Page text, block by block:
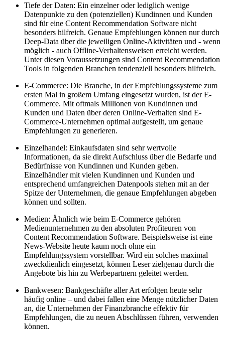
Tiefe der Daten: Ein einzelner oder lediglich wenige
Datenpunkte zu den (potenziellen) Kundinnen und Kunden
sind für eine Content Recommendation Software nicht
besonders hilfreich. Genaue Empfehlungen können nur durch
Deep-Data über die jeweiligen Online-Aktivitäten und - wenn
möglich - auch Offline-Verhaltensweisen erreicht werden.
Unter diesen Voraussetzungen sind Content Recommendation
Tools in folgenden Branchen tendenziell besonders hilfreich.
E-Commerce: Die Branche, in der Empfehlungssysteme zum
ersten Mal in großem Umfang eingesetzt wurden, ist der E-
Commerce. Mit oftmals Millionen von Kundinnen und
Kunden und Daten über deren Online-Verhalten sind E-
Commerce-Unternehmen optimal aufgestellt, um genaue
Empfehlungen zu generieren.
Einzelhandel: Einkaufsdaten sind sehr wertvolle
Informationen, da sie direkt Aufschluss über die Bedarfe und
Bedürfnisse von Kundinnen und Kunden geben.
Einzelhändler mit vielen Kundinnen und Kunden und
entsprechend umfangreichen Datenpools stehen mit an der
Spitze der Unternehmen, die genaue Empfehlungen abgeben
können und sollten.
Medien: Ähnlich wie beim E-Commerce gehören
Medienunternehmen zu den absoluten Profiteuren von
Content Recommendation Software. Beispielsweise ist eine
News-Website heute kaum noch ohne ein
Empfehlungssystem vorstellbar. Wird ein solches maximal
zweckdienlich eingesetzt, können Leser zielgenau durch die
Angebote bis hin zu Werbepartnern geleitet werden.
Bankwesen: Bankgeschäfte aller Art erfolgen heute sehr
häufig online – und dabei fallen eine Menge nützlicher Daten
an, die Unternehmen der Finanzbranche effektiv für
Empfehlungen, die zu neuen Abschlüssen führen, verwenden
können.